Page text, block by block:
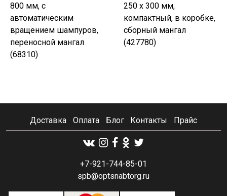
800 мм, с
автоматическим
вращением шампуров,
переносной мангал
(68310)
250 х 300 мм,
компактный, в коробке,
сборный мангал
(427780)
Доставка Оплата Блог Контакты Прайс
+7-921-744-85-01
spb@optsnabtorg.ru